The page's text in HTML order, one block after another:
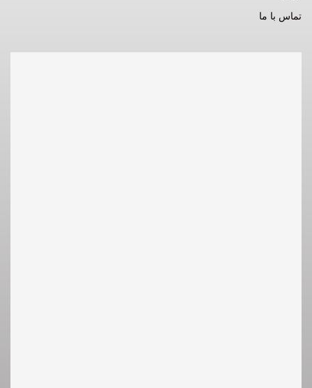
تماس با ما